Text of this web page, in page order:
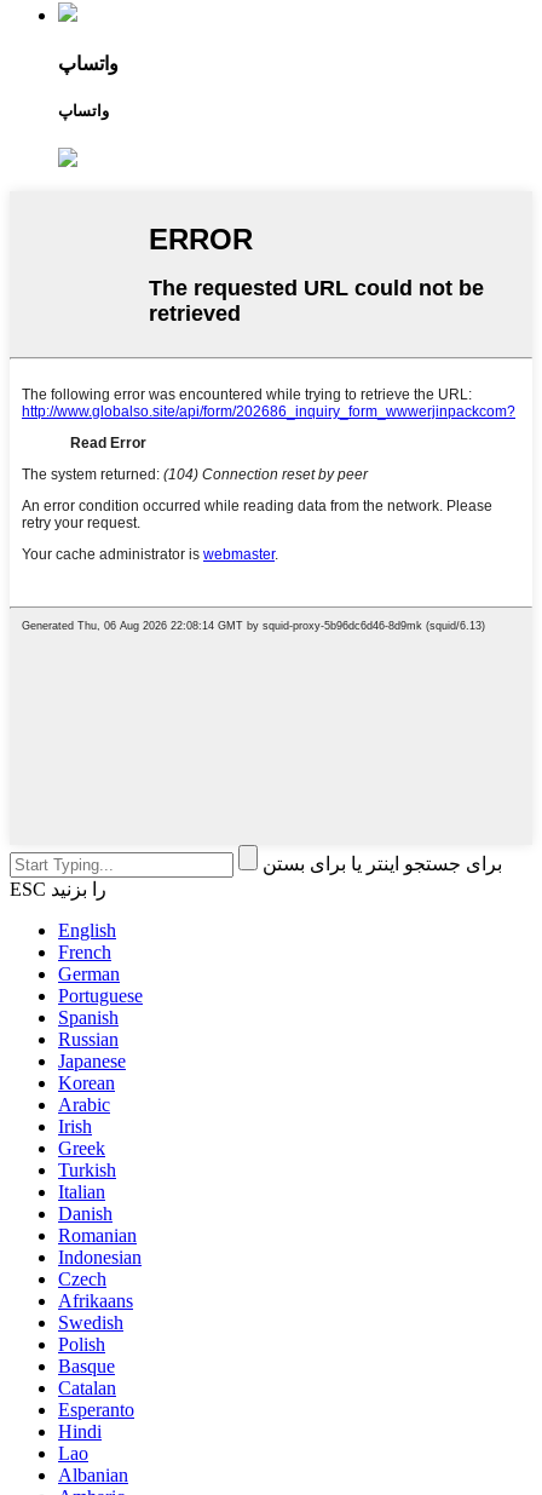
واتساپ
واتساپ
برای جستجو اینتر یا برای بستن
ESC را بزنید
English
French
German
Portuguese
Spanish
Russian
Japanese
Korean
Arabic
Irish
Greek
Turkish
Italian
Danish
Romanian
Indonesian
Czech
Afrikaans
Swedish
Polish
Basque
Catalan
Esperanto
Hindi
Lao
Albanian